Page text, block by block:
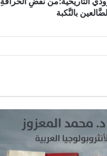
بالنَّكبة